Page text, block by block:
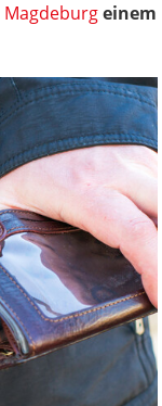
Magdeburgeinem